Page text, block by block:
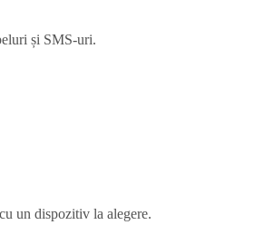
și SMS-uri.
un dispozitiv la alegere.